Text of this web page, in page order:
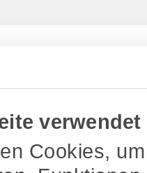
Cookies,